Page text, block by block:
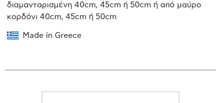
διαμανταρισμένη 40cm, 45cm ή 50cm ή από μαύρο
κορδόνι 40cm, 45cm ή 50cm
Made in Greece